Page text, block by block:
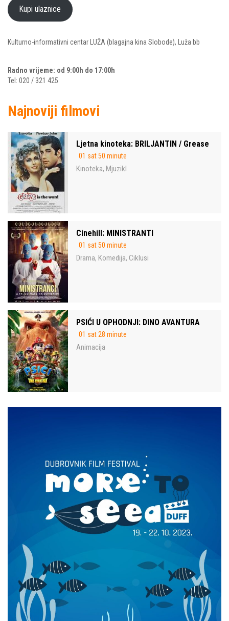
Kupi ulaznice
Kulturno-informativni centar LUŽA (blagajna kina Slobode), Luža bb
Radno vrijeme: od 9:00h do 17:00h
Tel: 020 / 321 425
Najnoviji filmovi
Ljetna kinoteka: BRILJANTIN / Grease
01 sat 50 minute
Kinoteka, Mjuzikl
Cinehill: MINISTRANTI
01 sat 50 minute
Drama, Komedija, Ciklusi
PSIĆI U OPHODNJI: DINO AVANTURA
01 sat 28 minute
Animacija